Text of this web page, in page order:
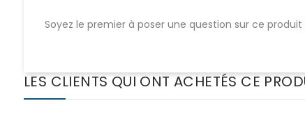
Soyez le premier à poser une question sur ce produit
LES CLIENTS QUI ONT ACHETÉS CE